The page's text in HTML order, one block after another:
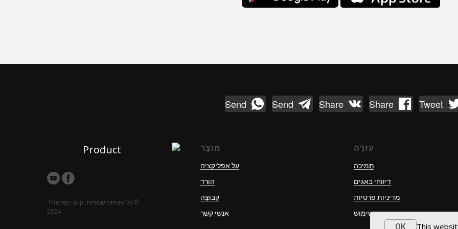
This
OK
Tweet
Share
Share
Send
Send
© כֹּל הַזְכוּיוֹת שְׁמוּרוֹת. Pinsteps app.
2024
מוּצָר
על אפליקציה
הורד
קְבוּצָה
אנשי קשר
עֶזרָה
תְמִיכָה
דיווחי באגים
מדיניות פרטיות
תנאי שימוש